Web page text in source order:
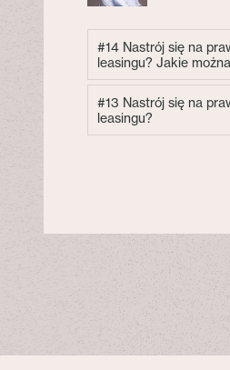
#14 Nastrój się na
leasingu? Jakie
#13 Nastrój się na
leasingu?